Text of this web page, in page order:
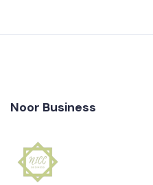
Noor Business